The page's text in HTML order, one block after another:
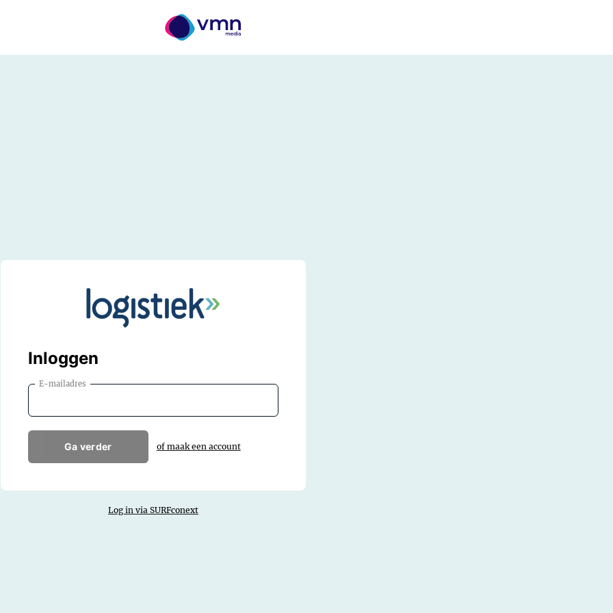
Inloggen
E-mailadres
Ga verder of maak een account
Log in via SURFconext